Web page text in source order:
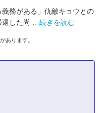
義務がある」仇敵キョウとの
した尚
…続きを読む
あります。